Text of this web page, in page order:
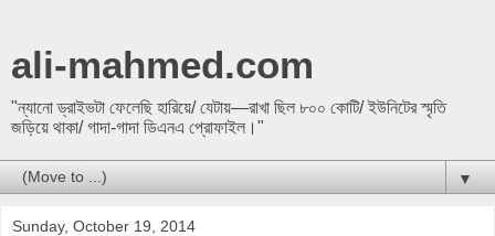
ali-mahmed.com
"ন্যানো ড্রাইভটা ফেলেছি হারিয়ে/ যেটায়—রাখা ছিল ৮০০ কোটি/ ইউনিটের স্মৃতি
জড়িয়ে থাকা/ গাদা-গাদা ডিএনএ প্রোফাইল।"
▼
Sunday, October 19, 2014